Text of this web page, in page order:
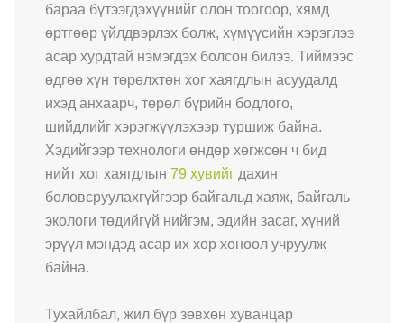
бараа бүтээгдэхүүнийг олон тоогоор, хямд
өртгөөр үйлдвэрлэх болж, хүмүүсийн хэрэглээ
асар хурдтай нэмэгдэх болсон билээ. Тиймээс
өдгөө хүн төрөлхтөн хог хаягдлын асуудалд
ихэд анхаарч, төрөл бүрийн бодлого,
шийдлийг хэрэгжүүлэхээр туршиж байна.
Хэдийгээр технологи өндөр хөгжсөн ч бид
нийт хог хаягдлын 79 хувийг дахин
боловсруулахгүйгээр байгальд хаяж, байгаль
экологи төдийгүй нийгэм, эдийн засаг, хүний
эрүүл мэндэд асар их хор хөнөөл учруулж
байна.
Тухайлбал, жил бүр зөвхөн хуванцар